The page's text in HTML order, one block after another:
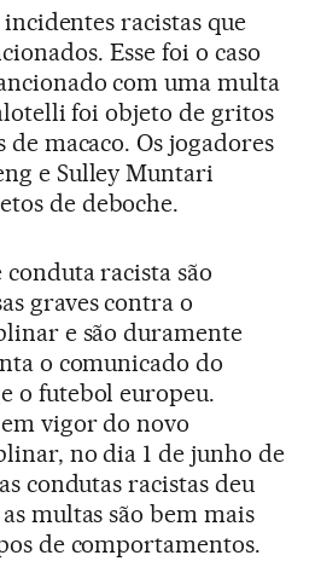
racistas que
Esse foi o caso
com uma multa
foi objeto de gritos
macaco. Os jogadores
e Sulley Muntari
de deboche.
conduta racista são
graves contra o
e são duramente
o comunicado do
o futebol europeu.
vigor do novo
no dia 1 de junho de
condutas racistas deu
multas são bem mais
de comportamentos.